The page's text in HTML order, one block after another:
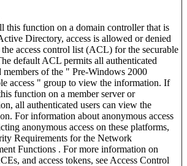
this function on a domain controller that is
Directory, access is allowed or denied
the access control list (ACL) for the securable
default ACL permits all authenticated
members of the " Pre-Windows 2000
access " group to view the information. If
function on a member server or
all authenticated users can view the
For information about anonymous access
anonymous access on these platforms,
Requirements for the Network
Functions . For more information on
and access tokens, see Access Control